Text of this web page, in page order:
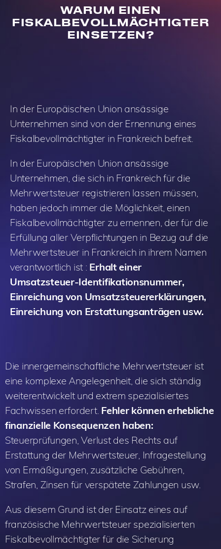
WARUM EINEN
FISKALBEVOLLMÄCHTIGTER
EINSETZEN?
In der Europäischen Union ansässige
Unternehmen sind von der Ernennung eines
Fiskalbevollmächtigter in Frankreich befreit.
In der Europäischen Union ansässige
Unternehmen, die sich in Frankreich für die
Mehrwertsteuer registrieren lassen müssen,
haben jedoch immer die Möglichkeit, einen
Fiskalbevollmächtigter zu ernennen, der für die
Erfüllung aller Verpflichtungen in Bezug auf die
Mehrwertsteuer in Frankreich in ihrem Namen
verantwortlich ist : Erhalt einer
Umsatzsteuer-Identifikationsnummer,
Einreichung von Umsatzsteuererklärungen,
Einreichung von Erstattungsanträgen usw.
Die innergemeinschaftliche Mehrwertsteuer ist
eine komplexe Angelegenheit, die sich ständig
weiterentwickelt und extrem spezialisiertes
Fachwissen erfordert. Fehler können erhebliche
finanzielle Konsequenzen haben:
Steuerprüfungen, Verlust des Rechts auf
Erstattung der Mehrwertsteuer, Infragestellung
von Ermäßigungen, zusätzliche Gebühren,
Strafen, Zinsen für verspätete Zahlungen usw.
Aus diesem Grund ist der Einsatz eines auf
französische Mehrwertsteuer spezialisierten
Fiskalbevollmächtigter für die Sicherung